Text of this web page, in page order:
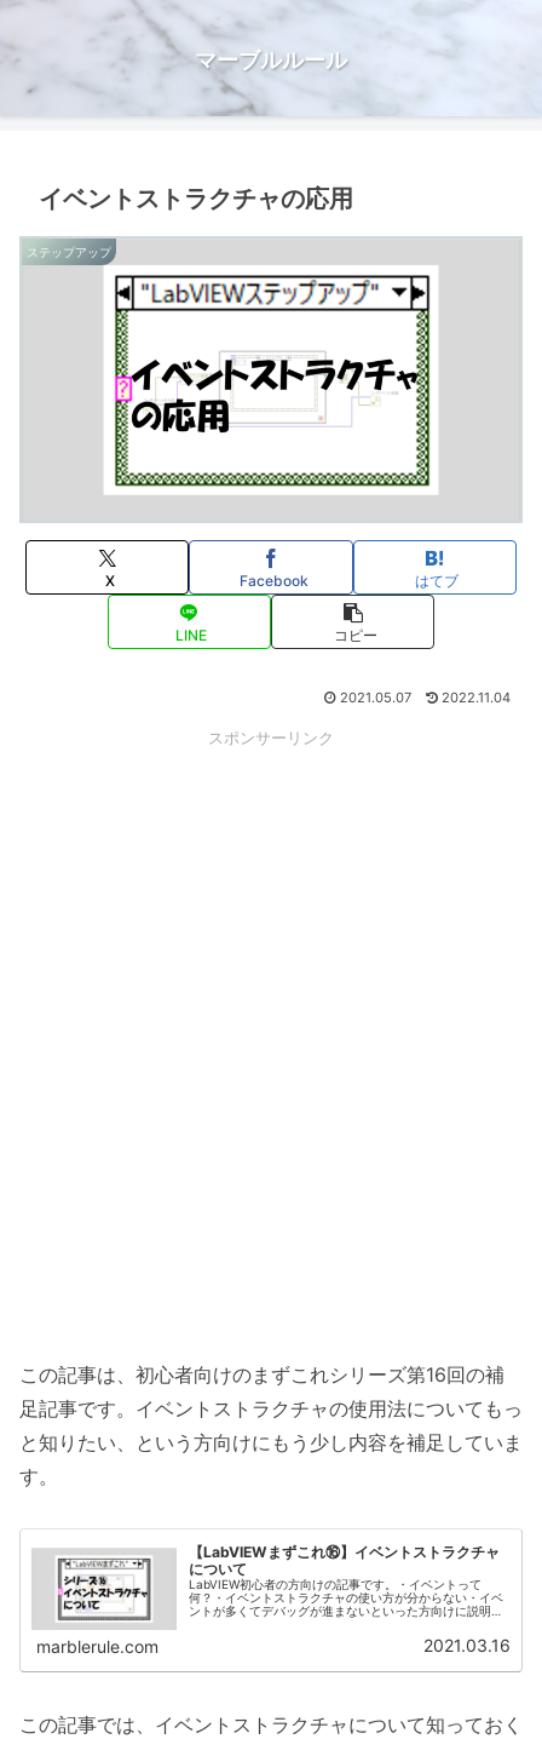
マーブルルール
イベントストラクチャの応用
ステップアップ
X Facebook はてブ
LINE コピー
2021.05.07 2022.11.04
スポンサーリンク
この記事は、初心者向けのまずこれシリーズ第16回の補
足記事です。イベントストラクチャの使用法についてもっ
と知りたい、という方向けにもう少し内容を補足していま
す。
【LabVIEWまずこれ⑯】イベントストラクチャ
について
LabVIEW初心者の方向けの記事です。・イベントって
何？・イベントストラクチャの使い方が分からない・イベ
ントが多くてデバッグが進まないといった方向けに説明し
marblerule.com 2021.03.16
この記事では、イベントストラクチャについて知っておく